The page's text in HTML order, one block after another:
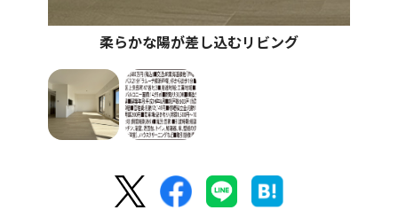
柔らかな陽が差し込むリビング